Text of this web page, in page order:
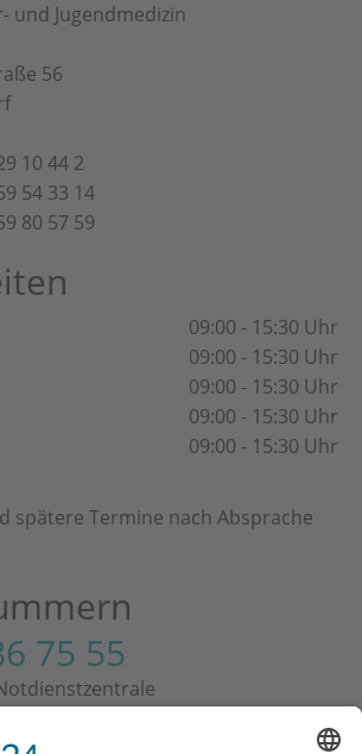
und Jugendmedizin
56
10 44 2
54 33 14
80 57 59
09:00 - 15:30 Uhr
09:00 - 15:30 Uhr
09:00 - 15:30 Uhr
09:00 - 15:30 Uhr
09:00 - 15:30 Uhr
spätere Termine nach Absprache
75 55